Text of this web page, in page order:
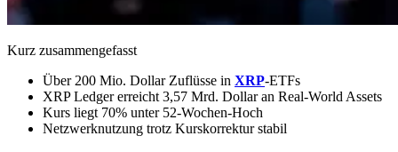
Kurz zusammengefasst
Über 200 Mio. Dollar Zuflüsse in XRP-ETFs
XRP Ledger erreicht 3,57 Mrd. Dollar an Real-World Assets
Kurs liegt 70% unter 52-Wochen-Hoch
Netzwerknutzung trotz Kurskorrektur stabil